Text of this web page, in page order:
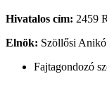
Hivatalos cím: 2459
Elnök: Szöllősi Anikó
Fajtagondozó